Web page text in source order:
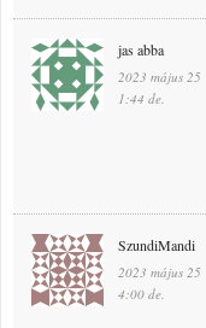
jas abba
2023 május 25
1:44 de.
SzundiMandi
2023 május 25
4:00 de.